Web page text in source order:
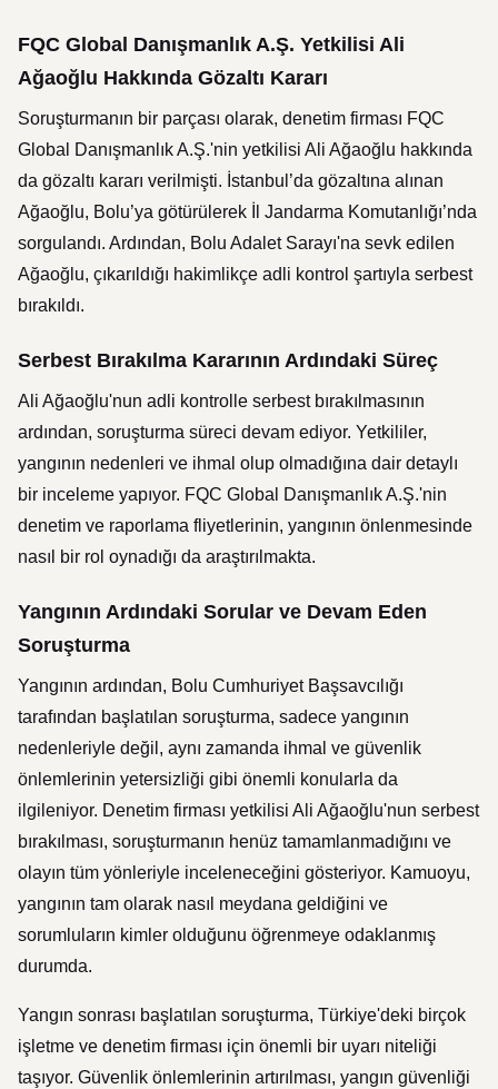
FQC Global Danışmanlık A.Ş. Yetkilisi Ali
Ağaoğlu Hakkında Gözaltı Kararı
Soruşturmanın bir parçası olarak, denetim firması FQC
Global Danışmanlık A.Ş.'nin yetkilisi Ali Ağaoğlu hakkında
da gözaltı kararı verilmişti. İstanbul’da gözaltına alınan
Ağaoğlu, Bolu’ya götürülerek İl Jandarma Komutanlığı’nda
sorgulandı. Ardından, Bolu Adalet Sarayı'na sevk edilen
Ağaoğlu, çıkarıldığı hakimlikçe adli kontrol şartıyla serbest
bırakıldı.
Serbest Bırakılma Kararının Ardındaki Süreç
Ali Ağaoğlu'nun adli kontrolle serbest bırakılmasının
ardından, soruşturma süreci devam ediyor. Yetkililer,
yangının nedenleri ve ihmal olup olmadığına dair detaylı
bir inceleme yapıyor. FQC Global Danışmanlık A.Ş.'nin
denetim ve raporlama fliyetlerinin, yangının önlenmesinde
nasıl bir rol oynadığı da araştırılmakta.
Yangının Ardındaki Sorular ve Devam Eden
Soruşturma
Yangının ardından, Bolu Cumhuriyet Başsavcılığı
tarafından başlatılan soruşturma, sadece yangının
nedenleriyle değil, aynı zamanda ihmal ve güvenlik
önlemlerinin yetersizliği gibi önemli konularla da
ilgileniyor. Denetim firması yetkilisi Ali Ağaoğlu'nun serbest
bırakılması, soruşturmanın henüz tamamlanmadığını ve
olayın tüm yönleriyle inceleneceğini gösteriyor. Kamuoyu,
yangının tam olarak nasıl meydana geldiğini ve
sorumluların kimler olduğunu öğrenmeye odaklanmış
durumda.
Yangın sonrası başlatılan soruşturma, Türkiye'deki birçok
işletme ve denetim firması için önemli bir uyarı niteliği
taşıyor. Güvenlik önlemlerinin artırılması, yangın güvenliği